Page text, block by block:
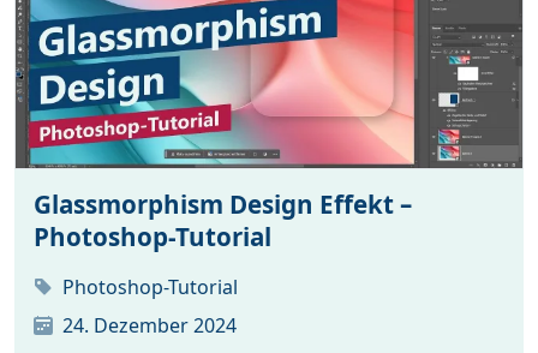
Glassmorphism Design Effekt –
Photoshop-Tutorial
Photoshop-Tutorial
24. Dezember 2024